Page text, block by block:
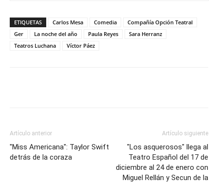
ETIQUETAS Carlos Mesa Comedia
Compañía Opción Teatral
Ger
La noche del año Paula Reyes
Sara Herranz
Teatros Luchana
Víctor Páez
Artículo anterior
"Miss Americana": Taylor Swift
detrás de la coraza
Artículo siguiente
"Los asquerosos" llega al
Teatro Español del 17 de
diciembre al 24 de enero con
Miguel Rellán y Secun de la